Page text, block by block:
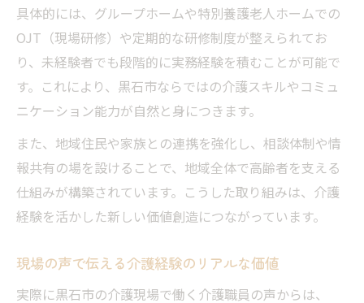
介護経験が家族介護の備えに直結する理由
介護経験で学ぶ地域支援と家族の安心
実生活に活きる介護経験の知識と工夫
家族介護に介護経験をどう活かせるか
現場を支える介護経験がもたらす誇り
介護経験が現場で生まれる誇りに繋がる
仲間と分かち合う介護経験の喜びと成長
介護経験が支える現場のチームワーク
現場の支えになる介護経験の積み重ね
具体的には、グループホームや特別養護老人ホームでの
OJT（現場研修）や定期的な研修制度が整えられてお
り、未経験者でも段階的に実務経験を積むことが可能で
す。これにより、黒石市ならではの介護スキルやコミュ
ニケーション能力が自然と身につきます。
また、地域住民や家族との連携を強化し、相談体制や情
報共有の場を設けることで、地域全体で高齢者を支える
仕組みが構築されています。こうした取り組みは、介護
経験を活かした新しい価値創造につながっています。
現場の声で伝える介護経験のリアルな価値
実際に黒石市の介護現場で働く介護職員の声からは、